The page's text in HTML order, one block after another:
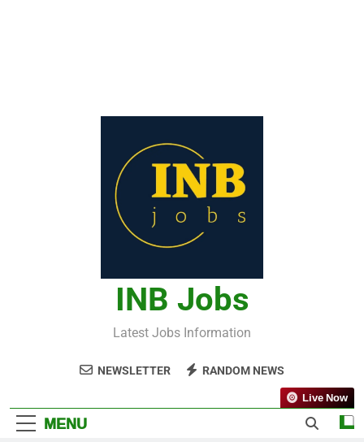
INB Jobs
Latest Jobs Information
NEWSLETTER RANDOM NEWS
MENU
Live Now